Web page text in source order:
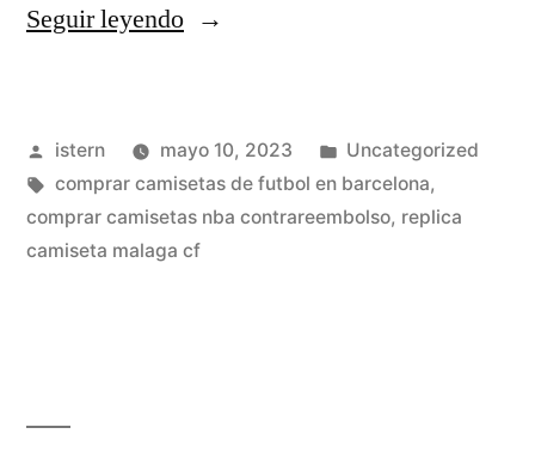
Seguir leyendo«equipaciones
Publicado
por
istern mayo 10, 2023
Publicado
en
Uncategorized
Etiquetas:
comprar camisetas de futbol en barcelona,
comprar camisetas nba contrareembolso, replica
camiseta malaga cf